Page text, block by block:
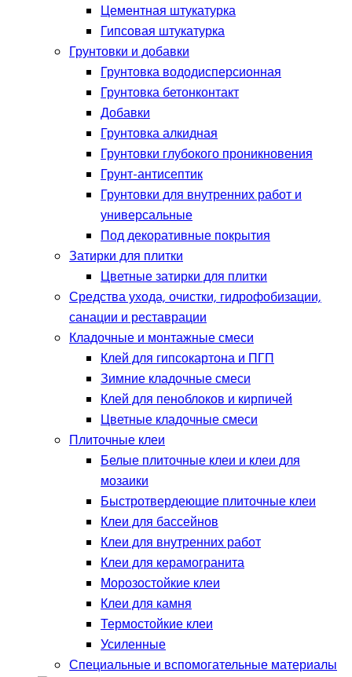
Цементная штукатурка
Гипсовая штукатурка
Грунтовки и добавки
Грунтовка вододисперсионная
Грунтовка бетонконтакт
Добавки
Грунтовка алкидная
Грунтовки глубокого проникновения
Грунт-антисептик
Грунтовки для внутренних работ и
универсальные
Под декоративные покрытия
Затирки для плитки
Цветные затирки для плитки
Средства ухода, очистки, гидрофобизации,
санации и реставрации
Кладочные и монтажные смеси
Клей для гипсокартона и ПГП
Зимние кладочные смеси
Клей для пеноблоков и кирпичей
Цветные кладочные смеси
Плиточные клеи
Белые плиточные клеи и клеи для
мозаики
Быстротвердеющие плиточные клеи
Клеи для бассейнов
Клеи для внутренних работ
Клеи для керамогранита
Морозостойкие клеи
Клеи для камня
Термостойкие клеи
Усиленные
Специальные и вспомогательные материалы